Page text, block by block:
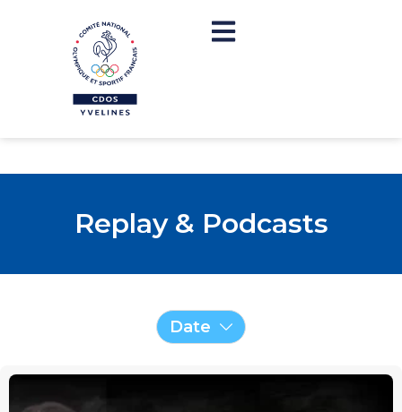
Replay & Podcasts
Date